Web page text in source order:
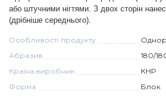
Дезінфекція та стерилізація
Декор для нігтів
Трикутники (каміфубукі)
Наклейки гнучкі лінії
або штучними нігтями. З двох сторін
(дрібніше середнього).
Особливості продукту
Абразив
180/
Країна виробник
КНР
Форма
Блок